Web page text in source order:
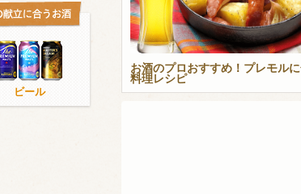
くだもの
ビール
お酒のプロおすすめ！プレモルに
料理レシピ